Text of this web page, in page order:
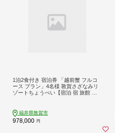
1泊2食付き 宿泊券 「越前蟹 フルコ
ース プラン」4名様 敦賀さざなみリ
ゾートちょうべい【宿泊 宿 旅館 ホ
[005-a018]
福井県敦賀市
978,000 円